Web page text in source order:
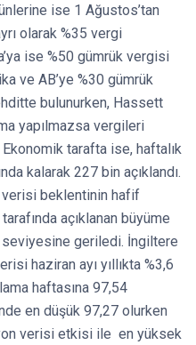
ise 1 Ağustos’tan
olarak %35 vergi
ise %50 gümrük vergisi
ve AB’ye %30 gümrük
bulunurken, Hassett
yapılmazsa vergileri
tarafta ise, haftalık
kalarak 227 bin açıklandı.
beklentinin hafif
açıklanan büyüme
geriledi. İngiltere
haziran ayı yıllıkta %3,6
haftasına 97,54
en düşük 97,27 olurken
verisi etkisi ile en yüksek